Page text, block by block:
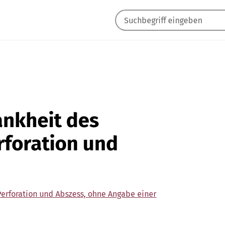
des
und
und Abszess, ohne Angabe einer